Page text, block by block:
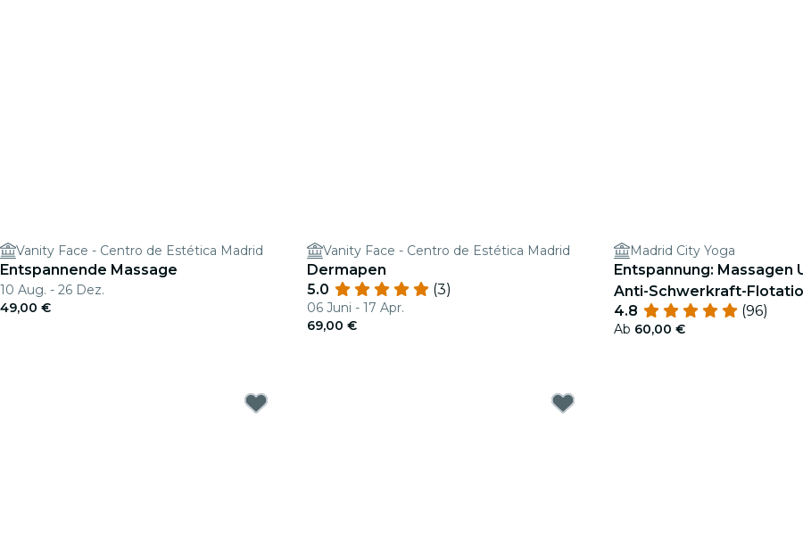
Vanity Face - Centro de Estética Madrid
Entspannende Massage
10 Aug. - 26 Dez.
49,00 €
Vanity Face - Centro de Estética Madrid
Dermapen
5.0
(3)
06 Juni - 17 Apr.
69,00 €
Madrid City Yoga
Entspannung: Massagen
Anti-Schwerkraft-
4.8
(96)
Ab 60,00 €